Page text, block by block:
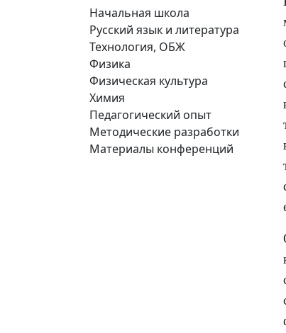
Начальная школа
Русский язык и литература
Технология, ОБЖ
Физика
Физическая культура
Химия
Педагогический опыт
Методические разработки
Материалы конференций